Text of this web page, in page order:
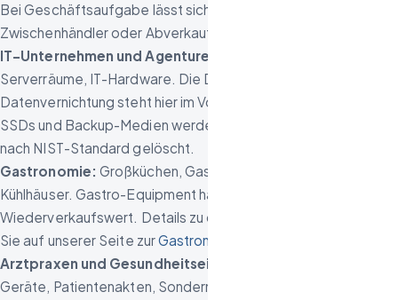
Bei Geschäftsaufgabe lässt sich Restware oft noch über
Zwischenhändler oder Abverkauf verwerten.
IT-Unternehmen und Agenturen:
Serverräume, IT-Hardware. Die DSGVO-konforme
Datenvernichtung steht hier im Vordergrund. Festplatten,
SSDs und Backup-Medien werden physisch zerstört oder
nach NIST-Standard gelöscht.
Gastronomie: Großküchen, Gastraum, Thekenanlagen,
Kühlhäuser. Gastro-Equipment hat oft einen guten
Wiederverkaufswert. Details zu diesem Spezialgebiet finden
Sie auf unserer Seite zurGastronomieauflösung Berlin
Arztpraxen und Gesundheitseinrichtungen:
Geräte, Patientenakten, Sondermüll (Medikamente,